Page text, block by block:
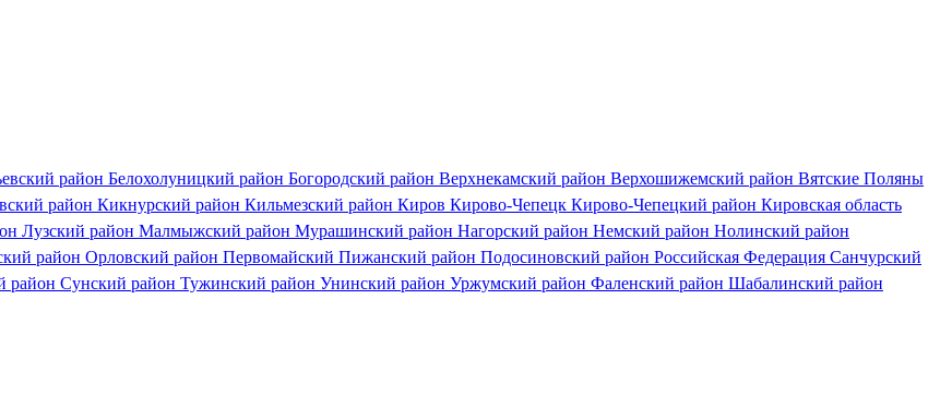
район Белохолуницкий район Богородский район Верхнекамский район Верхошижемский район Вятские Поляны
район Кикнурский район Кильмезский район Киров Кирово-Чепецк Кирово-Чепецкий район Кировская область
Лузский район Малмыжский район Мурашинский район Нагорский район Немский район Нолинский район
район Орловский район Первомайский Пижанский район Подосиновский район Российская Федерация Санчурский
район Сунский район Тужинский район Унинский район Уржумский район Фаленский район Шабалинский район